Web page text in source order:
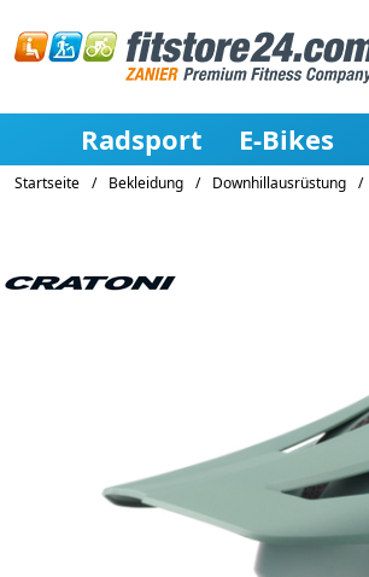
Radsport E-Bikes
Startseite / Bekleidung / Downhillausrüstung /